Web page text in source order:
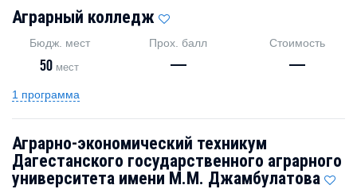
Аграрный колледж
Бюдж. мест
50 мест
Прох. балл
—
Стоимость
—
1 программа
Аграрно-экономический техникум
Дагестанского государственного аграрного
университета имени М.М. Джамбулатова